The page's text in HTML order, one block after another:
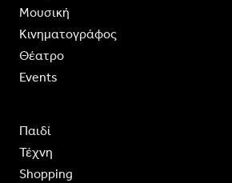
Moυσική
Κινηματογράφος
Θέατρο
Events
Παιδί
Τέχνη
Shopping